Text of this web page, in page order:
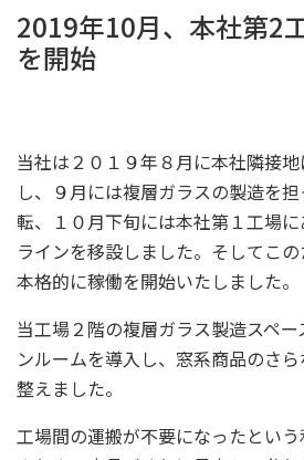
2019年10月、本社第2
を開始
当社は２０１９年８月に本社隣接
し、９月には複層ガラスの製造を
転、１０月下旬には本社第１工場
ラインを移設しました。そしてこ
本格的に稼働を開始いたしました。
当工場２階の複層ガラス製造スペ
ンルームを導入し、窓系商品のさ
整えました。
工場間の運搬が不要になったという